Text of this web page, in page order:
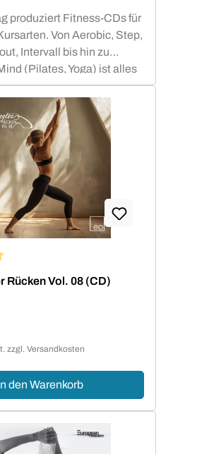
produziert Fitness-CDs für
Von Aerobic, Step,
Intervall bis hin zu
(Pilates, Yoga) ist alles
Compilations mit
&amp; Radio Hits
gemafreien
auf dem Markt einen
Namen gemacht.
Rücken Vol. 08 (CD)
zzgl. Versandkosten
den Warenkorb